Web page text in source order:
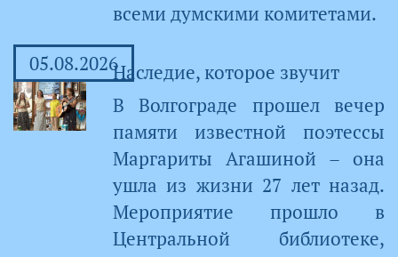
всеми думскими комитетами.
05.08.2026Наследие, которое звучит
В Волгограде прошел вечер
памяти известной поэтессы
Маргариты Агашиной – она
ушла из жизни 27 лет назад.
Мероприятие прошло в
Центральной библиотеке,